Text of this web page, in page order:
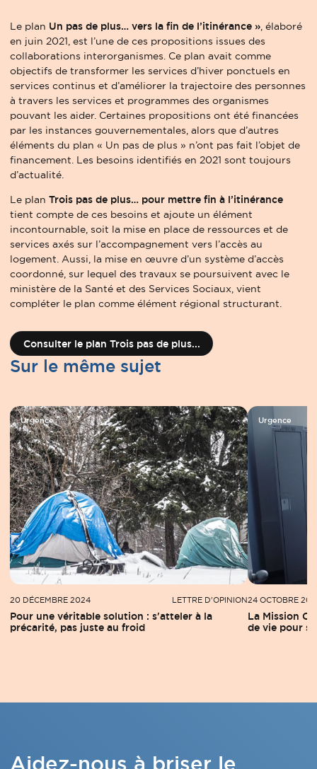
Le plan Un pas de plus… vers la fin de l’itinérance », élaboré
en juin 2021, est l’une de ces propositions issues des
collaborations interorganismes. Ce plan avait comme
objectifs de transformer les services d’hiver ponctuels en
services continus et d’améliorer la trajectoire des personnes
à travers les services et programmes des organismes
pouvant les aider. Certaines propositions ont été financées
par les instances gouvernementales, alors que d’autres
éléments du plan « Un pas de plus » n’ont pas fait l’objet de
financement. Les besoins identifiés en 2021 sont toujours
d’actualité.
Le plan Trois pas de plus… pour mettre fin à l’itinérance
tient compte de ces besoins et ajoute un élément
incontournable, soit la mise en place de ressources et de
services axés sur l’accompagnement vers l’accès au
logement. Aussi, la mise en œuvre d’un système d’accès
coordonné, sur lequel des travaux se poursuivent avec le
ministère de la Santé et des Services Sociaux, vient
compléter le plan comme élément régional structurant.
Consulter le plan Trois pas de plus...
Sur le même sujet
Urgence
20 DÉCEMBRE 2024 LETTRE D'OPINION
Pour une véritable solution : s'atteler à la
précarité, pas juste au froid
Urgence
24 OCTOBRE
La Mission
de vie pour